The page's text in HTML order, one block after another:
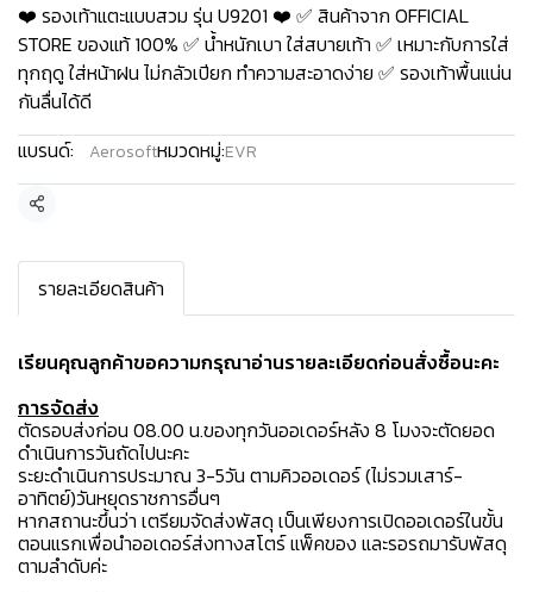
❤️ รองเท้าแตะแบบสวม รุ่น U9201 ❤️ ✅ สินค้าจาก OFFICIAL
STORE ของแท้ 100% ✅ น้ำหนักเบา ใส่สบายเท้า ✅ เหมาะกับการใส่
ทุกฤดู ใส่หน้าฝน ไม่กลัวเปียก ทำความสะอาดง่าย ✅ รองเท้าพื้นแน่น
กันลื่นได้ดี
แบรนด์:
Aerosoftหมวดหมู่:EVR
แชร์
รายละเอียดสินค้า
เรียนคุณลูกค้าขอความกรุณาอ่านรายละเอียดก่อนสั่งซื้อนะคะ️
การจัดส่ง
ตัดรอบส่งก่อน 08.00 น.ของทุกวันออเดอร์หลัง 8 โมงจะตัดยอด
ดำเนินการวันถัดไปนะคะ
ระยะดำเนินการประมาณ 3-5วัน ตามคิวออเดอร์ (ไม่รวมเสาร์-
อาทิตย์)วันหยุดราชการอื่นๆ
หากสถานะขึ้นว่า เตรียมจัดส่งพัสดุ เป็นเพียงการเปิดออเดอร์ในขั้น
ตอนแรกเพื่อนำออเดอร์ส่งทางสโตร์ แพ็คของ และรอรถมารับพัสดุ
ตามลำดับค่ะ